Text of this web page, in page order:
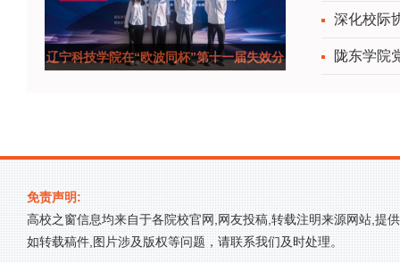
辽宁科技学院在“欧波同杯”第十一届失效分
深化校际
陇东学院
免责声明:
高校之窗信息均来自于各院校官网,网友投稿,转载注明来源网站,提
如转载稿件,图片涉及版权等问题，请联系我们及时处理。